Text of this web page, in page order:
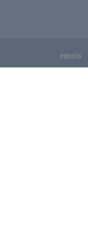
mtools